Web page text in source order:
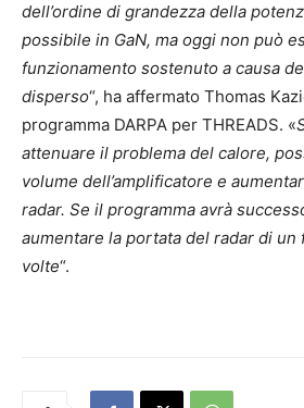
dell’ordine di grandezza della
possibile in GaN, ma oggi non può
funzionamento sostenuto a causa
disperso“, ha affermato Thomas
programma DARPA per THREADS. «
attenuare il problema del calore,
volume dell’amplificatore e
radar. Se il programma avrà
aumentare la portata del radar di un
volte“.